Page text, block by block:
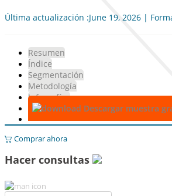
Última actualización :June 19, 2026 |
Resumen
Índice
Segmentación
Metodología
Infografías
Descargar muestra
Comprar ahora
Hacer consultas